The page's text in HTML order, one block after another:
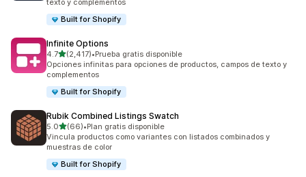
texto y complementos
Built for Shopify
Infinite Options
4.7de 5 estrellas
(2,417)
2417 reseñas en total
•Prueba gratis disponible
Opciones infinitas para opciones de productos, campos de texto y
complementos
Built for Shopify
Rubik Combined Listings Swatch
5.0de 5 estrellas
(66)
66 reseñas en total
•Plan gratis disponible
Vincula productos como variantes con listados combinados y
muestras de color
Built for Shopify